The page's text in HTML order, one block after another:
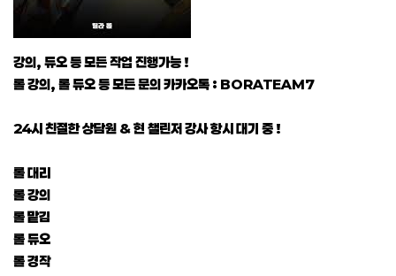
강의, 듀오 등 모든 작업 진행가능 !
롤 강의, 롤 듀오 등 모든 문의 카카오톡 : BORATEAM7
24시 친절한 상담원 & 현 챌린저 강사 항시 대기 중 !
롤 대리
롤 강의
롤 맡김
롤 듀오
롤 경작